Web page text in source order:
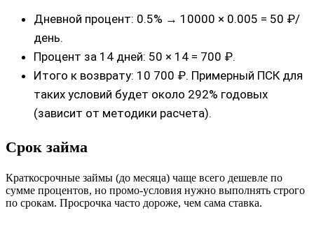
Дневной процент: 0.5% → 10000 × 0.005 = 50 ₽/
день.
Процент за 14 дней: 50 × 14 = 700 ₽.
Итого к возврату: 10 700 ₽. Примерный ПСК для
таких условий будет около 292% годовых
(зависит от методики расчета).
Срок займа
Краткосрочные займы (до месяца) чаще всего дешевле по
сумме процентов, но промо-условия нужно выполнять строго
по срокам. Просрочка часто дороже, чем сама ставка.